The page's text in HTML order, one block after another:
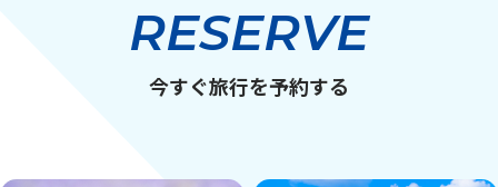
RESERVE
今すぐ旅行を予約する